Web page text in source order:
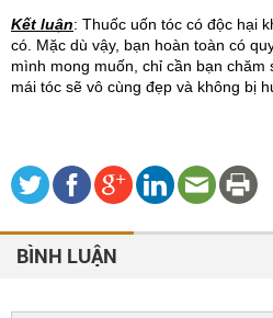
Kết luận: Thuốc uốn tóc có độc hại
có. Mặc dù vậy, bạn hoàn toàn có
mình mong muốn, chỉ cần bạn chăm
mái tóc sẽ vô cùng đẹp và không bị
BÌNH LUẬN